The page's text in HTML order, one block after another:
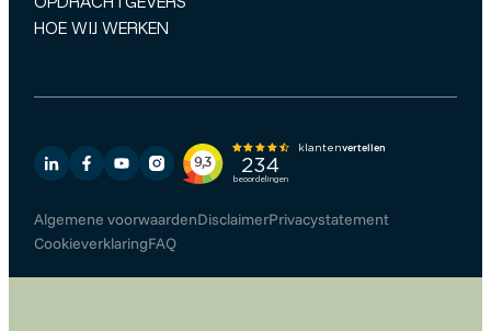
HOE WIJ WERKEN
Algemene voorwaardenDisclaimerPrivacystatement
CookieverklaringFAQ